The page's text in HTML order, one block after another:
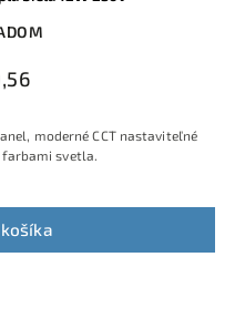
moderné CCT nastaviteľné
svetla.